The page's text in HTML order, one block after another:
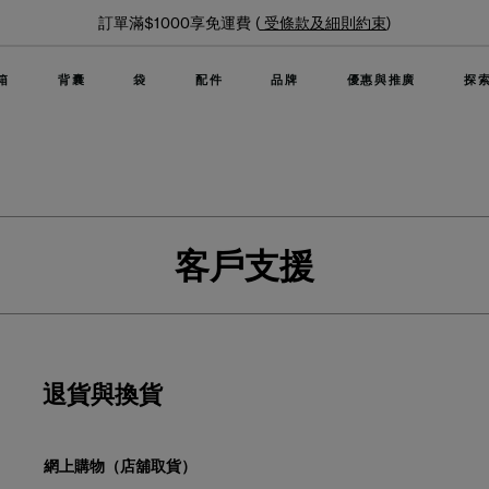
訂單滿$1000享免運費 ( 受條款及細則約束)
背囊 袋 配件 品牌 優惠與推廣 探索
客戶支援
退貨與換貨
網上購物（店舖取貨）